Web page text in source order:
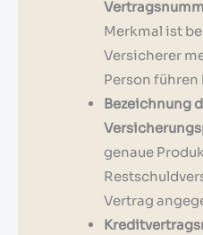
Merkmal ist
Versicherer
Person führen
Bezeichnung
genaue
Vertrag